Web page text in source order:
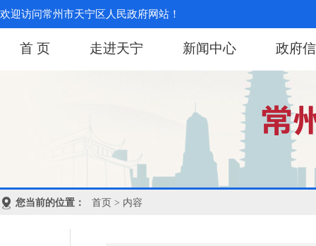
欢迎访问常州市天宁区人民政府网站！
首 页 走进天宁 新闻中心 政府
您当前的位置： 首页 > 内容